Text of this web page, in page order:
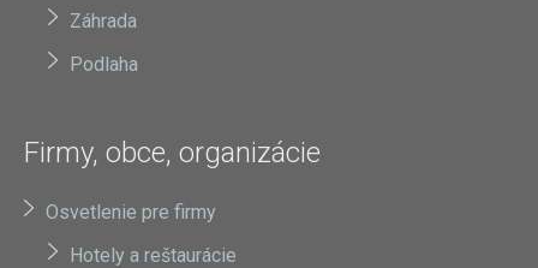
Záhrada
Podlaha
Firmy, obce, organizácie
Osvetlenie pre firmy
Hotely a reštaurácie